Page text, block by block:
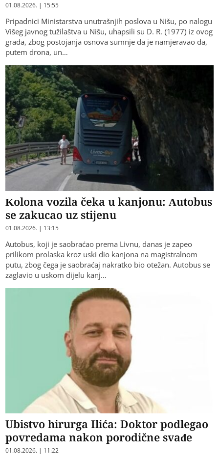
01.08.2026. | 15:55
Pripadnici Ministarstva unutrašnjih poslova u Nišu, po nalogu
Višeg javnog tužilaštva u Nišu, uhapsili su D. R. (1977) iz ovog
grada, zbog postojanja osnova sumnje da je namjeravao da,
putem drona, un…
Kolona vozila čeka u kanjonu: Autobus
se zakucao uz stijenu
01.08.2026. | 13:15
Autobus, koji je saobraćao prema Livnu, danas je zapeo
prilikom prolaska kroz uski dio kanjona na magistralnom
putu, zbog čega je saobraćaj nakratko bio otežan. Autobus se
zaglavio u uskom dijelu kanj…
Ubistvo hirurga Ilića: Doktor podlegao
povredama nakon porodične svađe
01.08.2026. | 11:22